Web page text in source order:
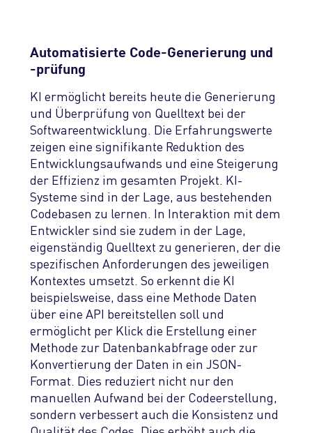
Automatisierte Code-Generierung und
-prüfung
KI ermöglicht bereits heute die Generierung
und Überprüfung von Quelltext bei der
Softwareentwicklung. Die Erfahrungswerte
zeigen eine signifikante Reduktion des
Entwicklungsaufwands und eine Steigerung
der Effizienz im gesamten Projekt. KI-
Systeme sind in der Lage, aus bestehenden
Codebasen zu lernen. In Interaktion mit dem
Entwickler sind sie zudem in der Lage,
eigenständig Quelltext zu generieren, derdie
spezifischen Anforderungen des jeweiligen
Kontextes umsetzt. So erkennt die KI
beispielsweise, dass eine Methode Daten
über eine API bereitstellen soll und
ermöglicht per Klick die Erstellung einer
Methode zur Datenbankabfrage oder zur
Konvertierung der Daten in ein JSON-
Format. Dies reduziert nicht nur den
manuellen Aufwand bei der Codeerstellung,
sondern verbessert auch die Konsistenz und